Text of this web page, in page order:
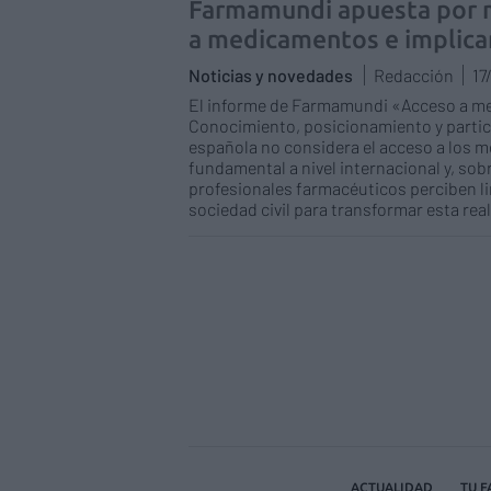
Farmamundi apuesta por
a medicamentos e
Noticias y novedades Redacción
El informe de Farmamundi «Acceso a
Conocimiento, posicionamiento y
española no considera el acceso a los
fundamental a nivel internacional y,
profesionales farmacéuticos perciben
sociedad civil para transformar esta
ACTUALIDAD TU